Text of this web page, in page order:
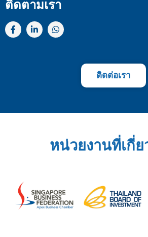
ติดตามเรา
ติดต่อเรา
หน่วยงานที่เกี่ย